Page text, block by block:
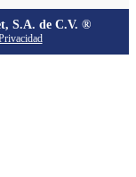
S.A. de C.V. ®